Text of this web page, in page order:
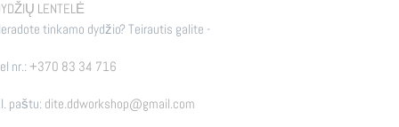
LENTELĖ
tinkamo dydžio? Teirautis galite -
nr.: +370 83 34 716
paštu: dite.ddworkshop@gmail.com